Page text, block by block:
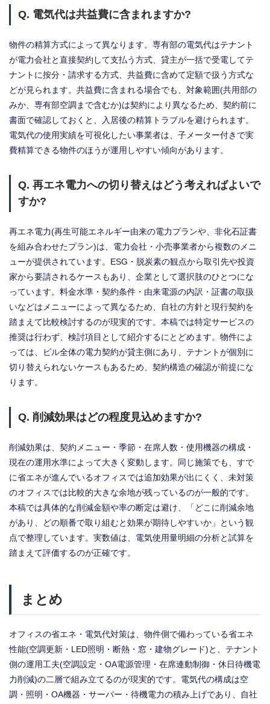
Q. 電気代は共益費に含まれますか?
物件の精算方式によって異なります。専有部の電気代はテナント
が電力会社と直接契約して支払う方式、貸主が一括で受電してテ
ナントに按分・請求する方式、共益費に含めて定額で扱う方式な
どが見られます。共益費に含まれる場合でも、対象範囲(共用部の
みか、専有部空調まで含むか)は契約により異なるため、契約前に
書面で確認しておくと、入居後の精算トラブルを避けられます。
電気代の使用実績を可視化したい事業者は、子メーター付きで実
費精算できる物件のほうが運用しやすい傾向があります。
Q. 再エネ電力への切り替えはどう考えればよいで
すか?
再エネ電力(再生可能エネルギー由来の電力プランや、非化石証書
を組み合わせたプラン)は、電力会社・小売事業者から複数のメニ
ューが提供されています。ESG・脱炭素の観点から取引先や投資
家から要請されるケースもあり、企業として選択肢のひとつにな
っています。料金水準・契約条件・由来電源の内訳・証書の取扱
いなどはメニューによって異なるため、自社の方針と現行契約を
踏まえて比較検討するのが現実的です。本稿では特定サービスの
推奨は行わず、検討項目として紹介するにとどめます。物件によ
っては、ビル全体の電力契約が貸主側にあり、テナントが個別に
切り替えられないケースもあるため、契約構造の確認が前提にな
ります。
Q. 削減効果はどの程度見込めますか?
削減効果は、契約メニュー・季節・在席人数・使用機器の構成・
現在の運用水準によって大きく変動します。同じ施策でも、すで
に省エネが進んでいるオフィスでは追加効果が出にくく、未対策
のオフィスでは比較的大きな余地が残っているのが一般的です。
本稿では具体的な削減金額や率の断定は避け、「どこに削減余地
があり、どの順番で取り組むと効果が期待しやすいか」という観
点で整理しています。実数値は、電気使用量明細の分析と試算を
踏まえて評価するのが正確です。
まとめ
オフィスの省エネ・電気代対策は、物件側で備わっている省エネ
性能(空調更新・LED照明・断熱・窓・建物グレード)と、テナント
側の運用工夫(空調設定・OA電源管理・在席連動制御・休日待機電
力削減)の二層で組み立てるのが現実的です。電気代の構成は空
調・照明・OA機器・サーバー・待機電力の積み上げであり、自社